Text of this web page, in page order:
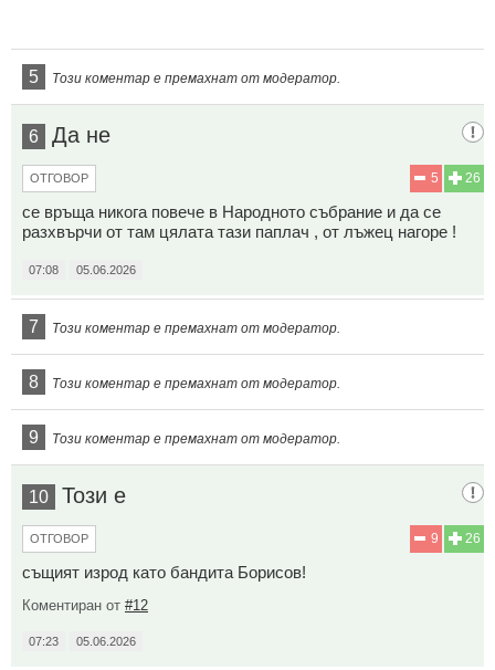
5 Този коментар е премахнат от модератор.
6 Да не
26
5
ОТГОВОР
се връща никога повече в Народното събрание и да се
разхвърчи от там цялата тази паплач , от лъжец нагоре !
07:08 05.06.2026
7 Този коментар е премахнат от модератор.
8 Този коментар е премахнат от модератор.
9 Този коментар е премахнат от модератор.
10 Този е
26
9
ОТГОВОР
същият изрод като бандита Борисов!
Коментиран от #12
07:23 05.06.2026